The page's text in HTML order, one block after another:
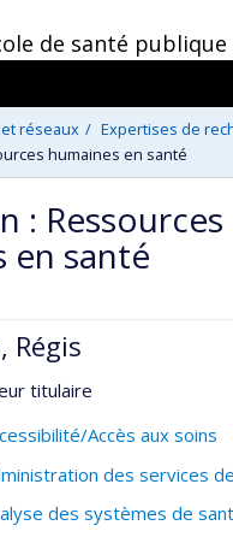
de santé publique
réseaux
Expertises de
humaines en santé
: Ressources
en santé
Régis
titulaire
Accès aux soins
des services
des systèmes de